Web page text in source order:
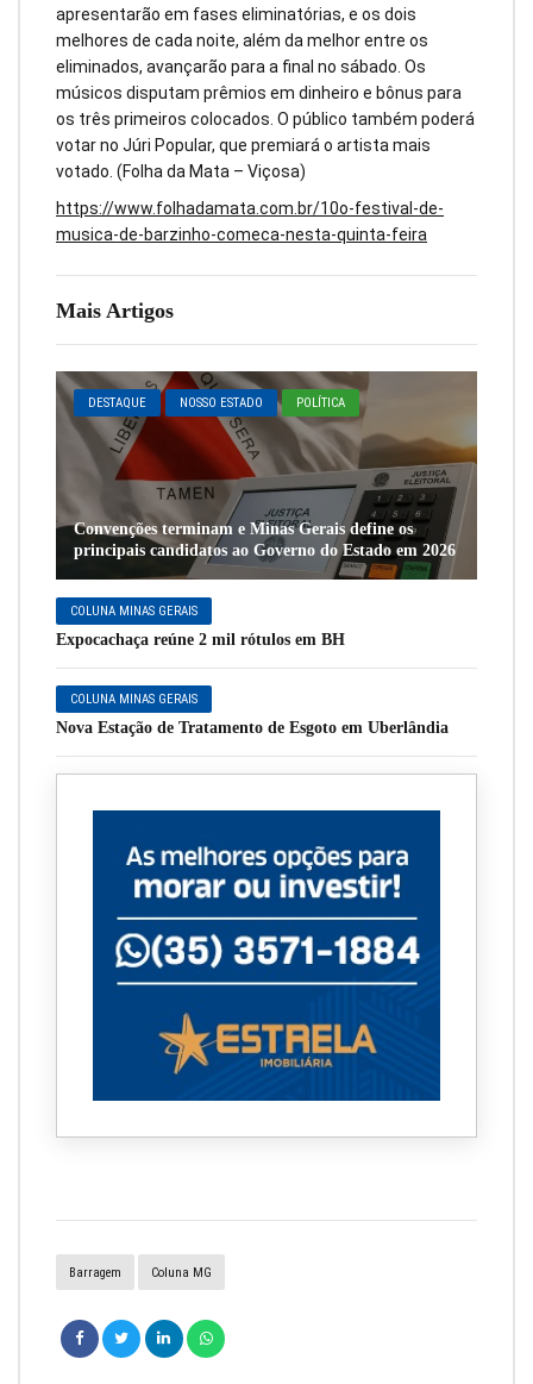
Mais Artigos
DESTAQUE NOSSO ESTADO POLÍTICA
Convenções terminam e Minas Gerais define os
principais candidatos ao Governo do Estado em 2026
COLUNA MINAS GERAIS
Expocachaça reúne 2 mil rótulos em BH
COLUNA MINAS GERAIS
Nova Estação de Tratamento de Esgoto em Uberlândia
apresentarão em fases eliminatórias, e os dois
melhores de cada noite, além da melhor entre os
eliminados, avançarão para a final no sábado. Os
músicos disputam prêmios em dinheiro e bônus para
os três primeiros colocados. O público também poderá
votar no Júri Popular, que premiará o artista mais
votado. (Folha da Mata – Viçosa)
https://www.folhadamata.com.br/10o-festival-de-
musica-de-barzinho-comeca-nesta-quinta-feira
Barragem Coluna MG